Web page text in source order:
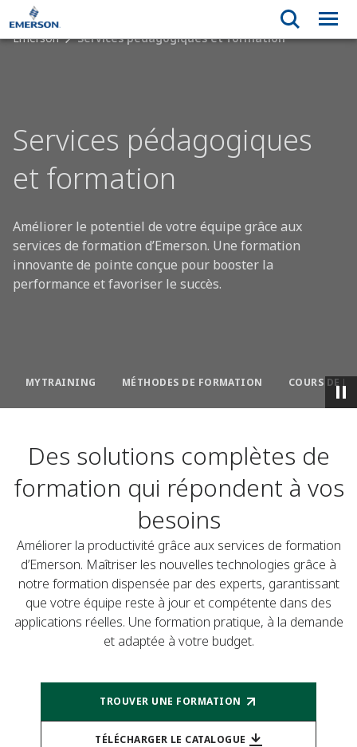
Emerson Services pédagogiques et formation
Services pédagogiques
et formation
Améliorer le potentiel de votre équipe grâce aux
services de formation d’Emerson. Une formation
innovante de pointe conçue pour booster la
performance et favoriser le succès.
MYTRAINING MÉTHODES DE FORMATION COURS DE
Des solutions complètes de
formation qui répondent à vos
besoins
Améliorer la productivité grâce aux services de formation
d’Emerson. Maîtriser les nouvelles technologies grâce à
notre formation dispensée par des experts, garantissant
que votre équipe reste à jour et compétente dans des
applications réelles. Une formation pratique, à la demande
et adaptée à votre budget.
TROUVER UNE FORMATION
TÉLÉCHARGER LE CATALOGUE